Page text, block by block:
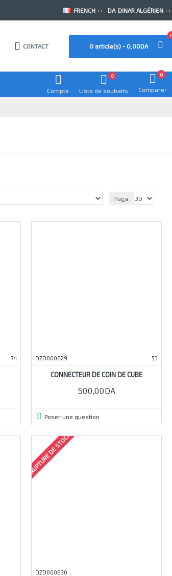
FRENCH DA DINAR ALGÉRIEN
CONTACT 0 article(s) - 0,00DA
Compte Liste de souhaits
0
Comparer
0
Page
74 DZD000829 53
CONNECTEUR DE COIN DE CUBE
500,00DA
Poser une question
RUPTURE DE STOCK
DZD000830